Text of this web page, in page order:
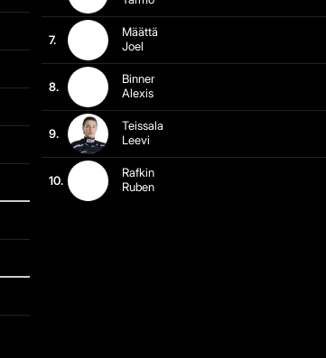
7.
Määttä
Joel
8.
Binner
Alexis
9.
Teissala
Leevi
10.
Rafkin
Ruben